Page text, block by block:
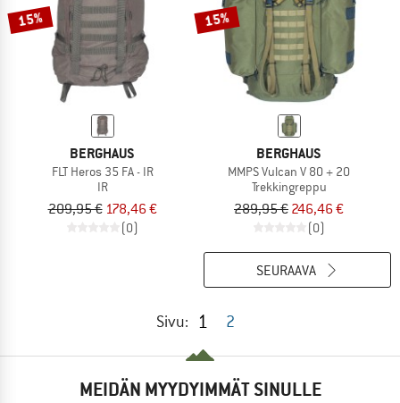
15%
BERGHAUS
FLT Heros 35 FA - IR
IR
209,95 € 178,46 €
(0)
15%
BERGHAUS
MMPS Vulcan V 80 + 20
Trekkingreppu
289,95 € 246,46 €
(0)
Sivu: 1 2
SEURAAVA
MEIDÄN MYYDYIMMÄT SINULLE